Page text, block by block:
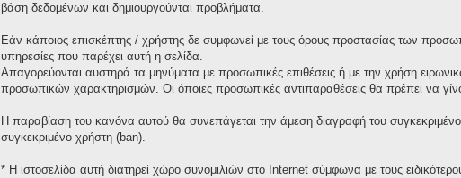
βάση δεδομένων και δημιουργούνται προβλήματα.
Εάν κάποιος επισκέπτης / χρήστης δε συμφωνεί με τους όρους προστασίας των
υπηρεσίες που παρέχει αυτή η σελίδα.
Απαγορεύονται αυστηρά τα μηνύματα με προσωπικές επιθέσεις ή με την χρήση
προσωπικών χαρακτηρισμών. Οι όποιες προσωπικές αντιπαραθέσεις θα πρέπει να
Η παραβίαση του κανόνα αυτού θα συνεπάγεται την άμεση διαγραφή του
συγκεκριμένο χρήστη (ban).
* H ιστοσελίδα αυτή διατηρεί χώρο συνομιλιών στο Internet σύμφωνα με τους